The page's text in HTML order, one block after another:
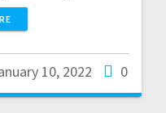
10, 2022 0